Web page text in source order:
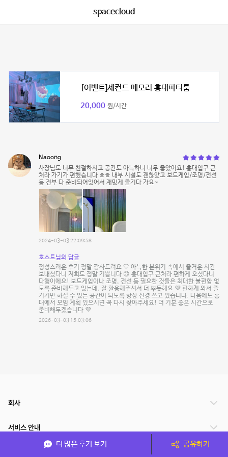
spacecloud
[이벤트]세컨드 메모리 홍대파티룸
20,000 원/시간
Naoong
사장님도 너무 친절하시고 공간도 아늑하니 너무 좋았어요! 홍대입구 근
처라 가기가 편했습니다 ㅎㅎ 내부 시설도 괜찮았고 보드게임/조명/전선
등 전부 다 준비되어있어서 재밌게 즐기다 가요~
2024-03-03 22:09:58
호스트님의 답글
정성스러운 후기 정말 감사드려요 🤍 아늑한 분위기 속에서 즐거운 시간
보내셨다니 저희도 정말 기쁩니다 😊 홍대입구 근처라 편하게 오셨다니
다행이에요! 보드게임이나 조명, 전선 등 필요한 것들은 최대한 불편함 없
도록 준비해두고 있는데, 잘 활용해주셔서 더 뿌듯해요 💜 편하게 와서 즐
기기만 하실 수 있는 공간이 되도록 항상 신경 쓰고 있습니다. 다음에도 홍
대에서 모임 계획 있으시면 꼭 다시 찾아주세요! 더 기분 좋은 시간으로
준비해두겠습니다 💜
2026-03-03 15:03:06
더 많은 후기 보기 공유하기
회사
서비스 안내